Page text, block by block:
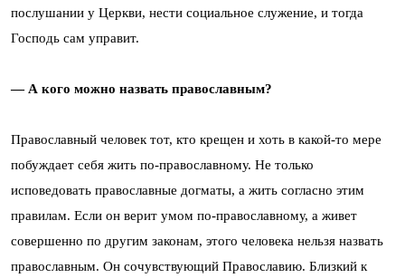
послушании у Церкви, нести социальное служение, и тогда
Господь сам управит.
— А кого можно назвать православным?
Православный человек тот, кто крещен и хоть в какой-то мере
побуждает себя жить по-православному. Не только
исповедовать православные догматы, а жить согласно этим
правилам. Если он верит умом по-православному, а живет
совершенно по другим законам, этого человека нельзя назвать
православным. Он сочувствующий Православию. Близкий к